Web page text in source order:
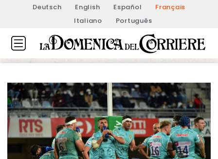
Deutsch English Español
Français
Italiano
Português